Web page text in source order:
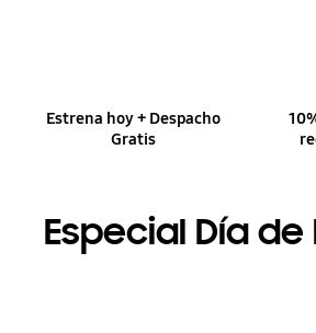
Estrena hoy + Despacho
Gratis
Cupón: KIDS5
Especial Día de